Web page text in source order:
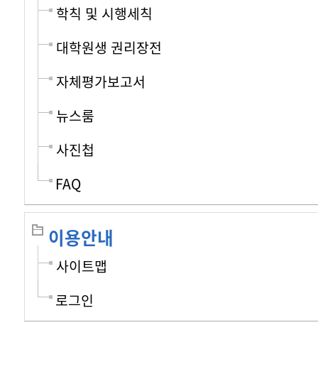
학칙 및 시행세칙
대학원생 권리장전
자체평가보고서
뉴스룸
사진첩
FAQ
이용안내
사이트맵
로그인